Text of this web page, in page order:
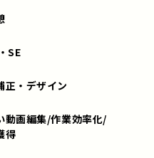
SE
正・デザイン
動画編集/作業効率化/
得